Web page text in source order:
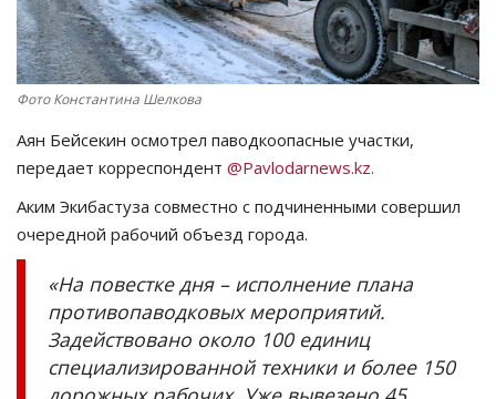
Чек-лист
РАЗВЛЕЧЕНИЯ
Курултай
Язык
Қазақша Русский
Фото Константина Шелкова
Аян Бейсекин осмотрел паводкоопасные участки,
передает корреспондент @Pavlodarnews.kz.
Аким Экибастуза совместно с подчиненными совершил
очередной рабочий объезд города.
«На повестке дня – исполнение плана
противопаводковых мероприятий.
Задействовано около 100 единиц
специализированной техники и более 150